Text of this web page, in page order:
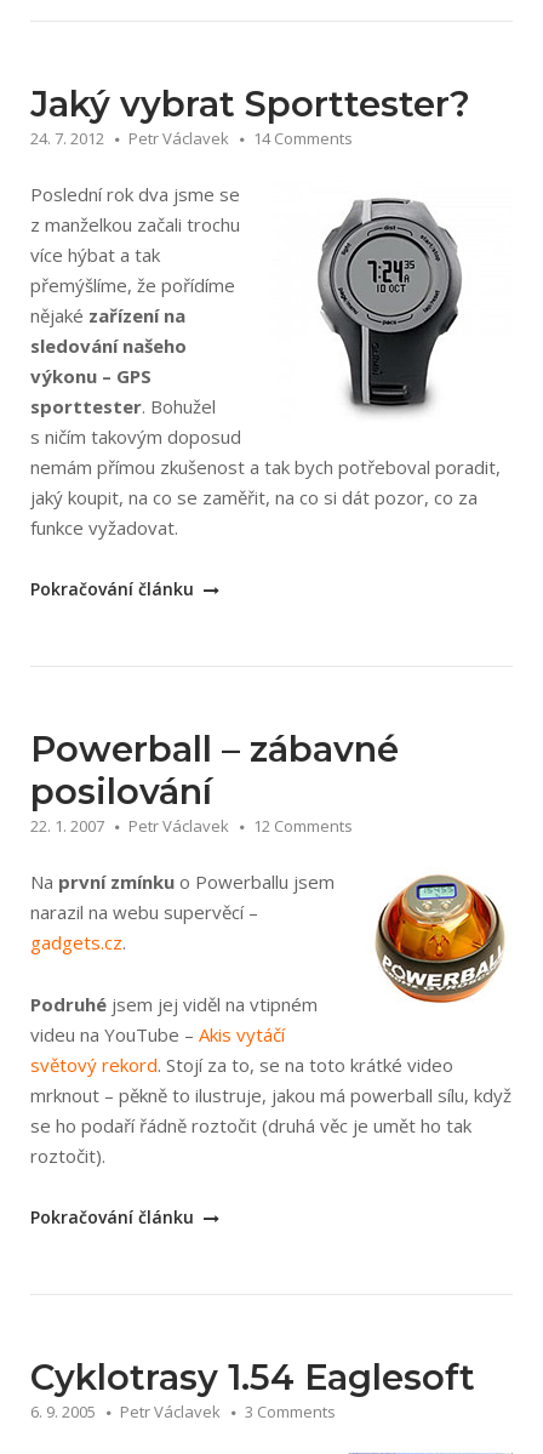
kole“
Jaký vybrat Sporttester?
24. 7. 2012 Petr Václavek 14 Comments
Poslední rok dva jsme se
z manželkou začali trochu
více hýbat a tak
přemýšlíme, že pořídíme
nějaké zařízení na
sledování našeho
výkonu – GPS
sporttester. Bohužel
s ničím takovým doposud
nemám přímou zkušenost a tak bych potřeboval poradit,
jaký koupit, na co se zaměřit, na co si dát pozor, co za
funkce vyžadovat.
„Jaký
Pokračování článku
Powerball – zábavné
posilování
22. 1. 2007 Petr Václavek 12 Comments
Na první zmínku o Powerballu jsem
narazil na webu supervěcí –
gadgets.cz.
Podruhé jsem jej viděl na vtipném
videu na YouTube – Akis vytáčí
světový rekord. Stojí za to, se na toto krátké video
mrknout – pěkně to ilustruje, jakou má powerball sílu, když
se ho podaří řádně roztočit (druhá věc je umět ho tak
roztočit).
„Powerball
Pokračování článku
Cyklotrasy 1.54 Eaglesoft
6. 9. 2005 Petr Václavek 3 Comments